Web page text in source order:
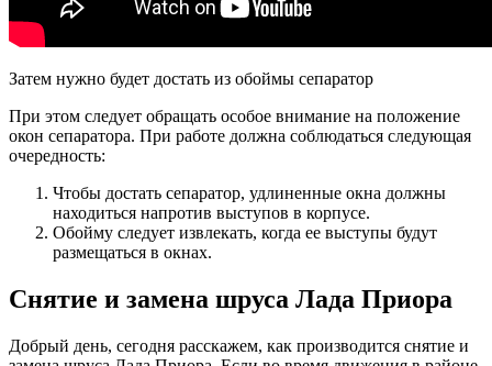
Затем нужно будет достать из обоймы сепаратор
При этом следует обращать особое внимание на положение
окон сепаратора. При работе должна соблюдаться следующая
очередность:
Чтобы достать сепаратор, удлиненные окна должны
находиться напротив выступов в корпусе.
Обойму следует извлекать, когда ее выступы будут
размещаться в окнах.
Снятие и замена шруса Лада Приора
Добрый день, сегодня расскажем, как производится снятие и